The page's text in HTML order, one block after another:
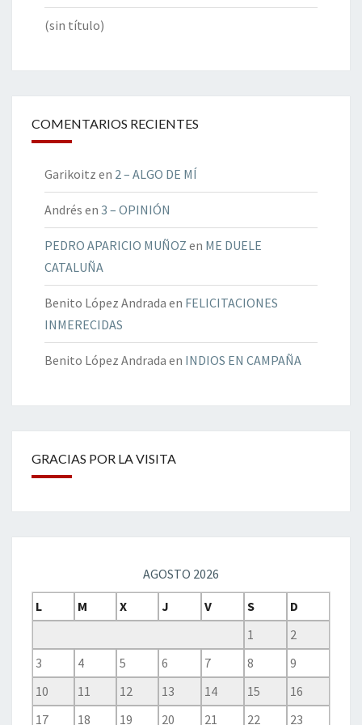
(sin título)
COMENTARIOS RECIENTES
Garikoitz en 2 – ALGO DE MÍ
Andrés en 3 – OPINIÓN
PEDRO APARICIO MUÑOZ en ME DUELE
CATALUÑA
Benito López Andrada en FELICITACIONES
INMERECIDAS
Benito López Andrada en INDIOS EN CAMPAÑA
GRACIAS POR LA VISITA
AGOSTO 2026
L
M X J V S
D
1
2
3
4 5 6 7 8
9
10
11 12 13 14 15
16
17
18 19 20 21 22 23